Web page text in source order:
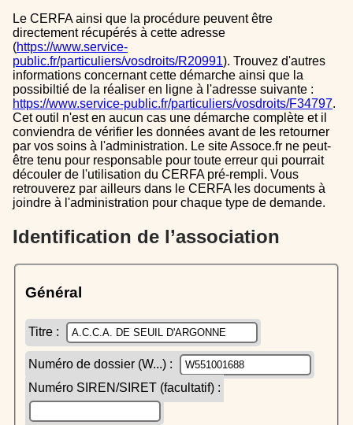
Le CERFA ainsi que la procédure peuvent être
directement récupérés à cette adresse
(https://www.service-
public.fr/particuliers/vosdroits/R20991). Trouvez d'autres
informations concernant cette démarche ainsi que la
possibiltié de la réaliser en ligne à l'adresse suivante :
https://www.service-public.fr/particuliers/vosdroits/F34797.
Cet outil n'est en aucun cas une démarche complète et il
conviendra de vérifier les données avant de les retourner
par vos soins à l'administration. Le site Assoce.fr ne peut-
être tenu pour responsable pour toute erreur qui pourrait
découler de l'utilisation du CERFA pré-rempli. Vous
retrouverez par ailleurs dans le CERFA les documents à
joindre à l'administration pour chaque type de demande.
Identification de l’association
Général
Titre :
Numéro de dossier (W...) :
Numéro SIREN/SIRET (facultatif) :